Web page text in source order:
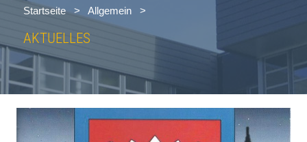
Startseite > Allgemein >
AKTUELLES